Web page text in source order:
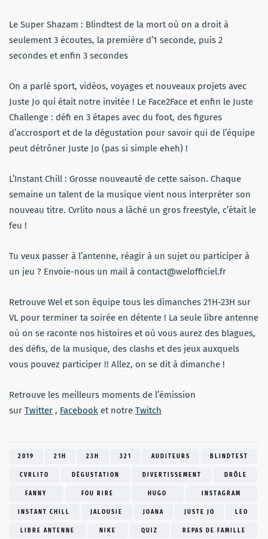
Le Super Shazam : Blindtest de la mort où on a droit à
seulement 3 écoutes, la première d’1 seconde, puis 2
secondes et enfin 3 secondes
On a parlé sport, vidéos, voyages et nouveaux projets avec
Juste Jo qui était notre invitée ! Le Face2Face et enfin le Juste
Challenge : défi en 3 étapes avec du foot, des figures
d’accrosport et de la dégustation pour savoir qui de l’équipe
peut détrôner Juste Jo (pas si simple eheh) !
L’Instant Chill : Grosse nouveauté de cette saison. Chaque
semaine un talent de la musique vient nous interpréter son
nouveau titre. Cvrlito nous a lâché un gros freestyle, c’était le
feu !
Tu veux passer à l’antenne, réagir à un sujet ou participer à
un jeu ? Envoie-nous un mail à contact@welofficiel.fr
Retrouve Wel et son équipe tous les dimanches 21H-23H sur
VL pour terminer ta soirée en détente ! La seule libre antenne
où on se raconte nos histoires et où vous aurez des blagues,
des défis, de la musique, des clashs et des jeux auxquels
vous pouvez participer !! Allez, on se dit à dimanche !
Retrouve les meilleurs moments de l’émission
sur Twitter , Facebook et notre Twitch
2019 21H 23H 321 AUDITEURS BLINDTEST
CVRLITO DÉGUSTATION DIVERTISSEMENT DRÔLE
FANNY FOU RIRE HUGO INSTAGRAM
INSTANT CHILL JALOUSIE JOANA JUSTE JO LEO
LIBRE ANTENNE NIKE QUIZ REPAS DE FAMILLE